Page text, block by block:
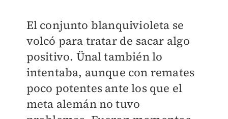
El conjunto blanquivioleta se
volcó para tratar de sacar algo
positivo. Ünal también lo
intentaba, aunque con remates
poco potentes ante los que el
meta alemán no tuvo